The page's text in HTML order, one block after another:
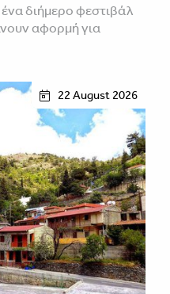
διήμερο φεστιβάλ
αφορμή για
22 August 2026